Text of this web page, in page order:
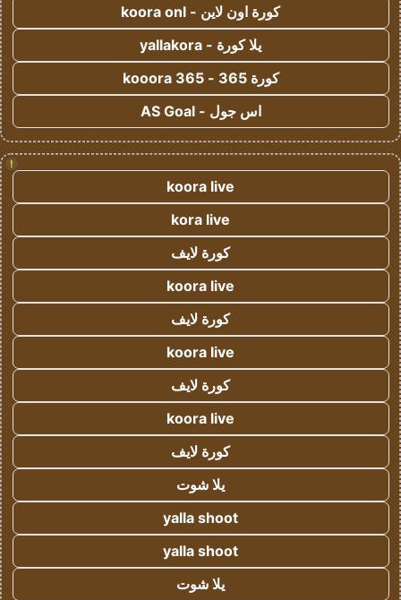
كورة اون لاين - koora onl
يلا كورة - yallakora
كورة 365 - kooora 365
اس جول - AS Goal
!
koora live
kora live
كورة لايف
koora live
كورة لايف
koora live
كورة لايف
koora live
كورة لايف
يلا شوت
yalla shoot
yalla shoot
يلا شوت